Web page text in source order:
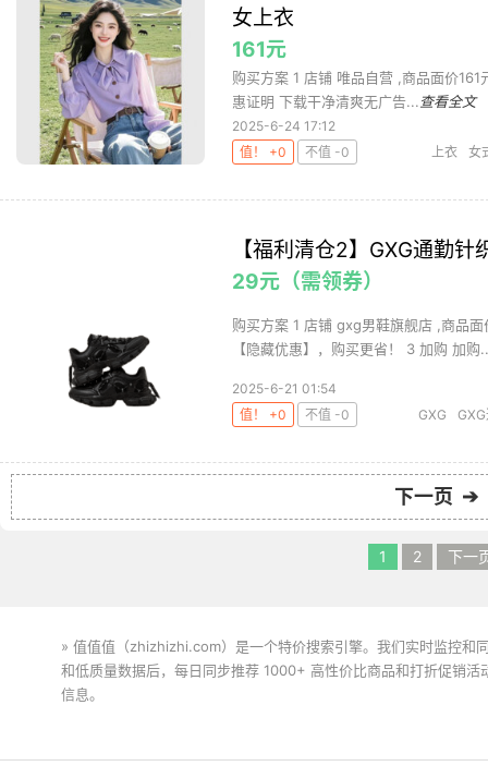
女上衣
161元
购买方案 1 店铺 唯品自营 ,商品面价
惠证明 下载干净清爽无广告... 查看全文
2025-6-24 17:12
值！ +0
不值 -0 上衣 女
【福利清仓2】GXG通勤
29元（需领券）
购买方案 1 店铺 gxg男鞋旗舰店 ,商品
【隐藏优惠】，购买更省！ 3 加购 加购
2025-6-21 01:54
值！ +0
不值 -0 GXG
下一页 ➔
1 2 下一
» 值值值（zhizhizhi.com）是一个特价搜索引擎。我们实时监控和
和低质量数据后，每日同步推荐 1000+ 高性价比商品和打折促销
信息。